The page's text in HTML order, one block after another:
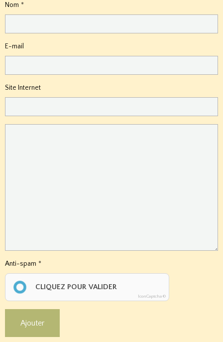
Nom
E-mail
Site Internet
Anti-spam
CLIQUEZ POUR VALIDER
IconCaptcha ©
Ajouter